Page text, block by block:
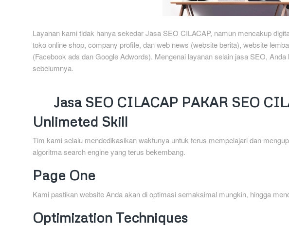
Layanan kami tidak hanya sekedar Jasa SEO CILACAP, namun mencakup
toko online shop, company profile, dan web news (website berita), website
(Facebook ads dan Google Adwords). Mengenai layanan selain jasa SEO,
sebelumnya.
Jasa SEO CILACAP PAKAR SEO
Unlimeted Skill
Tim kami selalu mendedikasikan waktunya untuk terus mempelajari dan
algoritma search engine yang terus bekembang.
Page One
Kami pastikan website Anda akan di optimasi semaksimal mungkin, hingga
Optimization Techniques